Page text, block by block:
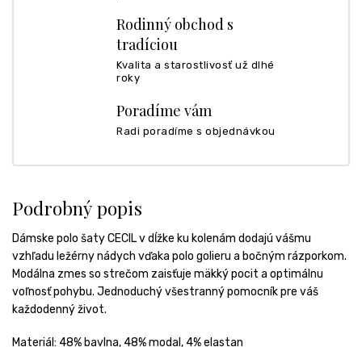
Rodinný obchod s
tradíciou
Kvalita a starostlivosť už dlhé
roky
Poradíme vám
Radi poradíme s objednávkou
Podrobný popis
Dámske polo šaty CECIL v dĺžke ku kolenám dodajú vášmu
vzhľadu ležérny nádych vďaka polo golieru a bočným rázporkom.
Modálna zmes so strečom zaisťuje mäkký pocit a optimálnu
voľnosť pohybu. Jednoduchý všestranný pomocník pre váš
každodenný život.
Materiál: 48% bavlna, 48% modal, 4% elastan